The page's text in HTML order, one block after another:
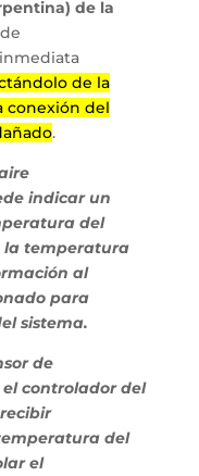
de la
de la
conexión del
.
indicar un
del
la temperatura
al
para
sistema.
de
controlador del
del
el